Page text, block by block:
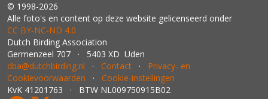
© 1998-2026
Alle foto's en content op deze website gelicenseerd onder
CC BY‑NC‑ND 4.0
Dutch Birding Association
Germenzeel 707 · 5403 XD Uden
dba@dutchbirding.nl · Contact · Privacy- en
Cookievoorwaarden · Cookie-instellingen
KvK 41201763 · BTW NL009750915B02